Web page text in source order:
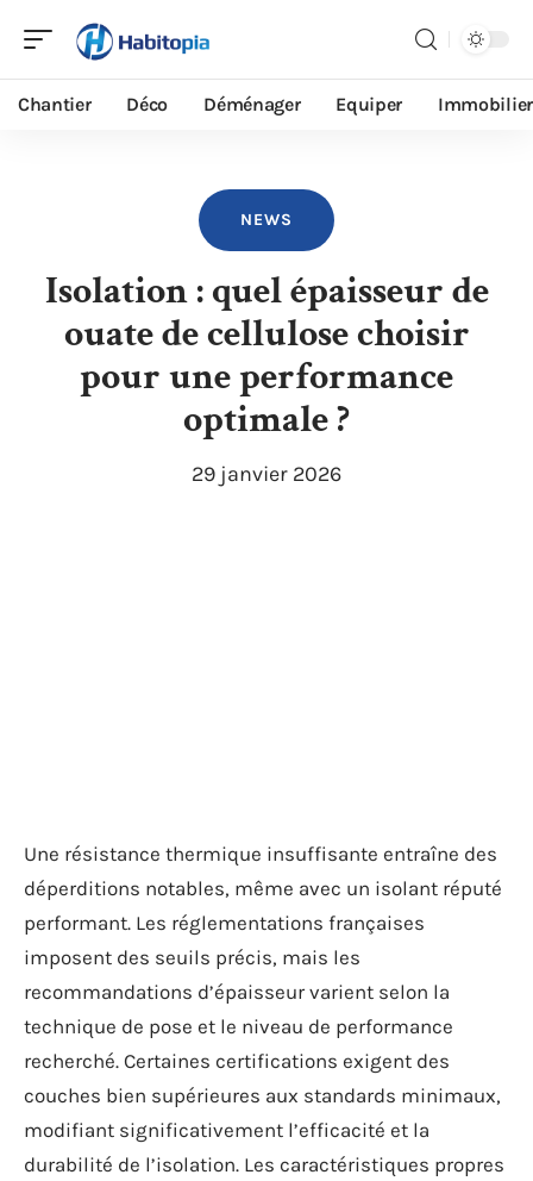
Chantier Déco Déménager Equiper Immobilier
NEWS
Isolation : quel épaisseur de
ouate de cellulose choisir
pour une performance
optimale ?
29 janvier 2026
Une résistance thermique insuffisante entraîne des
déperditions notables, même avec un isolant réputé
performant. Les réglementations françaises
imposent des seuils précis, mais les
recommandations d’épaisseur varient selon la
technique de pose et le niveau de performance
recherché. Certaines certifications exigent des
couches bien supérieures aux standards minimaux,
modifiant significativement l’efficacité et la
durabilité de l’isolation. Les caractéristiques propres